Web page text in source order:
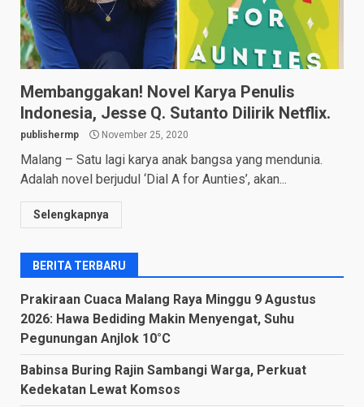
Membanggakan! Novel Karya Penulis
Indonesia, Jesse Q. Sutanto Dilirik Netflix.
publishermp November 25, 2020
Malang – Satu lagi karya anak bangsa yang mendunia.
Adalah novel berjudul ‘Dial A for Aunties’, akan...
Selengkapnya
BERITA TERBARU
Prakiraan Cuaca Malang Raya Minggu 9 Agustus
2026: Hawa Bediding Makin Menyengat, Suhu
Pegunungan Anjlok 10°C
Babinsa Buring Rajin Sambangi Warga, Perkuat
Kedekatan Lewat Komsos